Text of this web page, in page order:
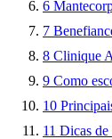
6
7
8 Clinique
9 Como
10
11 Dicas de